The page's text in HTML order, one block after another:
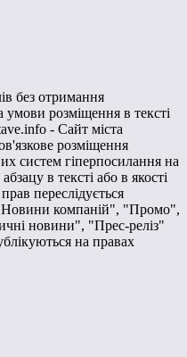
без отримання
розміщення в тексті
- Сайт міста
розміщення
систем гіперпосилання на
в тексті або в якості
переслідується
компаній", "Промо",
новини", "Прес-реліз"
на правах